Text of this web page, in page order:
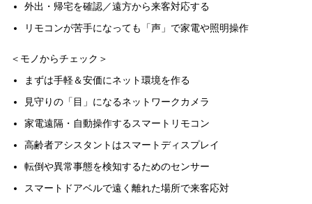
外出・帰宅を確認／遠方から来客対応する
リモコンが苦手になっても「声」で家電や照明操作
＜モノからチェック＞
まずは手軽＆安価にネット環境を作る
見守りの「目」になるネットワークカメラ
家電遠隔・自動操作するスマートリモコン
高齢者アシスタントはスマートディスプレイ
転倒や異常事態を検知するためのセンサー
スマートドアベルで遠く離れた場所で来客応対